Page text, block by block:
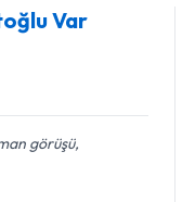
Var
görüşü,